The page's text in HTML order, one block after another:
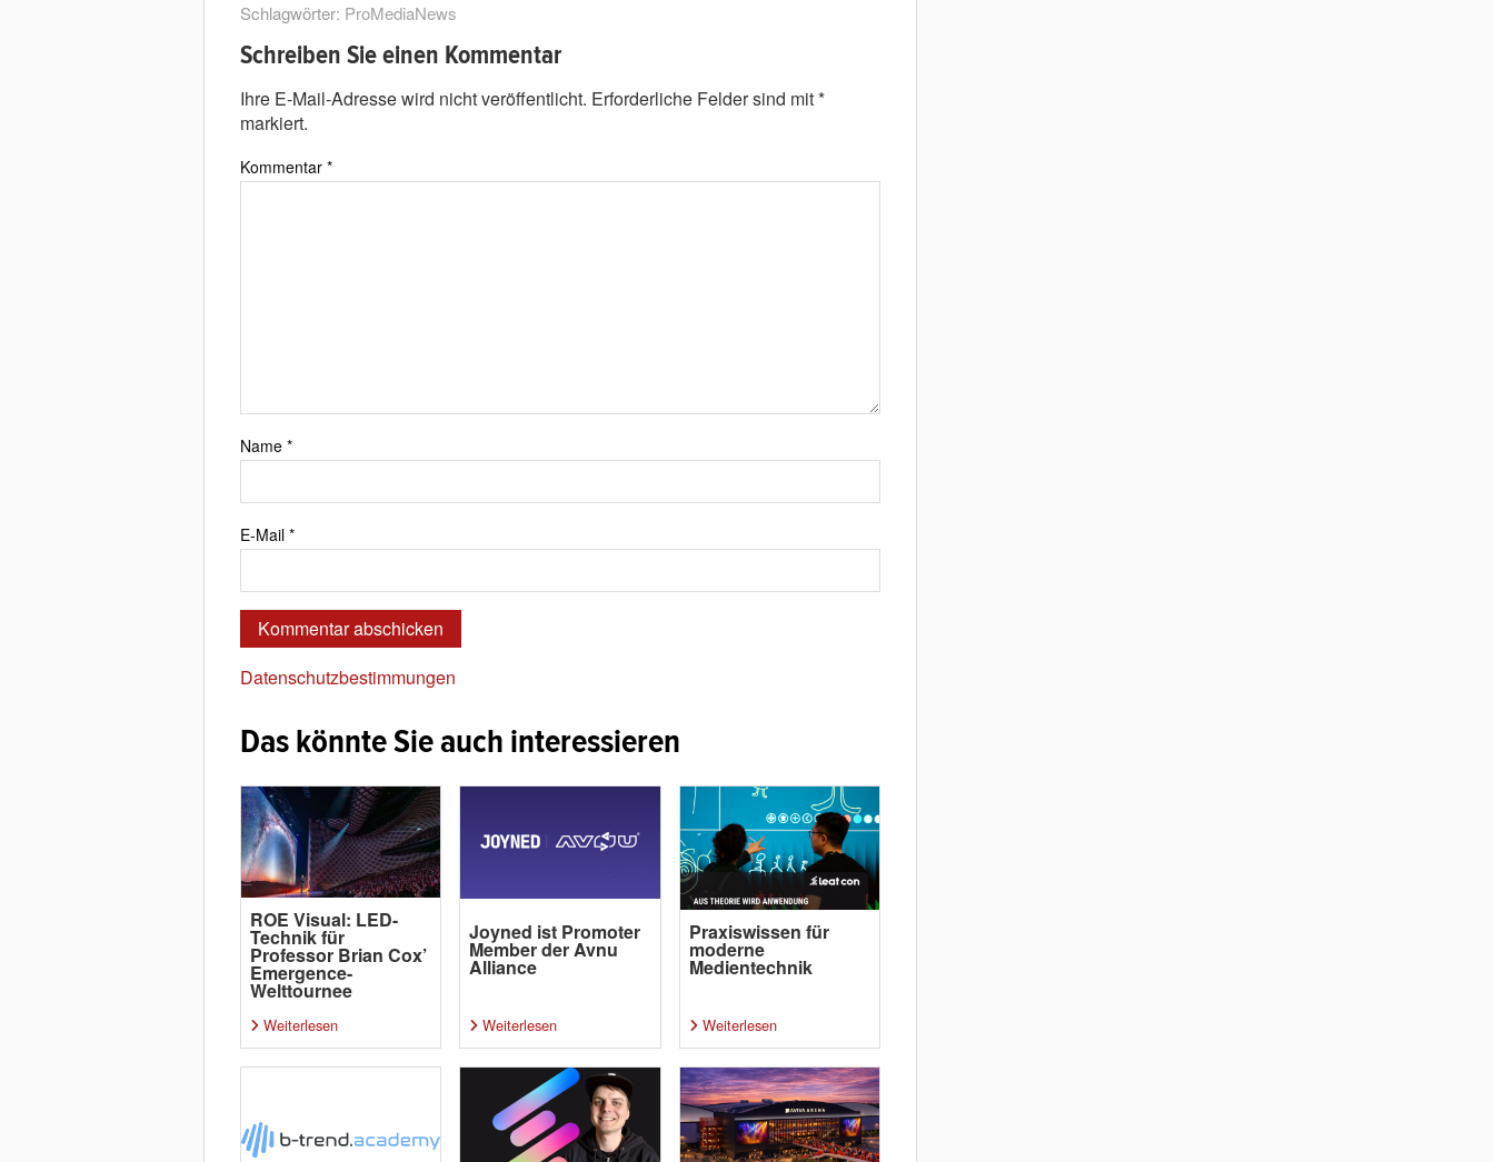
Schlagwörter: ProMediaNews
Schreiben Sie einen Kommentar
Ihre E-Mail-Adresse wird nicht veröffentlicht. Erforderliche Felder sind mit*
markiert.
Kommentar *
Name *
E-Mail *
Datenschutzbestimmungen
Das könnte Sie auch interessieren
ROE Visual: LED-
Technik für
Professor Brian Cox’
Emergence-
Welttournee
Weiterlesen
Joyned ist Promoter
Member der Avnu
Alliance
Weiterlesen
Praxiswissen für
moderne
Medientechnik
Weiterlesen